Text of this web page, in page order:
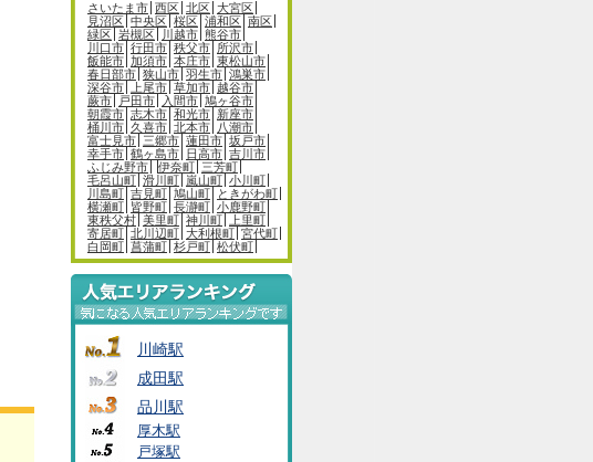
さいたま市 西区 北区 大宮区
見沼区 中央区 桜区 浦和区 南区
緑区 岩槻区 川越市 熊谷市
川口市 行田市 秩父市 所沢市
飯能市 加須市 本庄市 東松山市
春日部市 狭山市 羽生市 鴻巣市
深谷市
上尾市 草加市 越谷市
蕨市
戸田市 入間市 鳩ヶ谷市
朝霞市 志木市 和光市 新座市
桶川市 久喜市 北本市
八潮市
富士見市 三郷市 蓮田市 坂戸市
幸手市 鶴ヶ島市 日高市 吉川市
ふじみ野市
伊奈町 三芳町
毛呂山町 滑川町 嵐山町 小川町
川島町 吉見町 鳩山町
ときがわ町
横瀬町 皆野町 長瀞町 小鹿野町
東秩父村 美里町 神川町
上里町
寄居町 北川辺町 大利根町 宮代町
白岡町 菖蒲町 杉戸町 松伏町
川崎駅
成田駅
品川駅
厚木駅
戸塚駅